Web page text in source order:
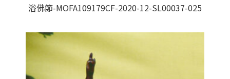
浴佛節-MOFA109179CF-2020-12-SL00037-025